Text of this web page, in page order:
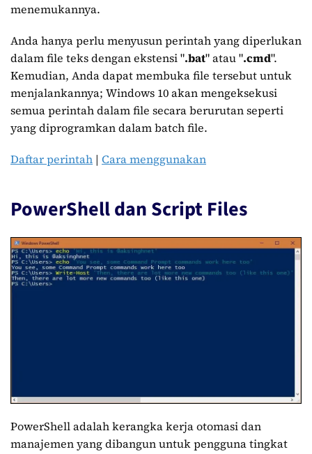
menemukannya.
Anda hanya perlu menyusun perintah yang diperlukan
dalam file teks dengan ekstensi ".bat" atau ".cmd".
Kemudian, Anda dapat membuka file tersebut untuk
menjalankannya; Windows 10 akan mengeksekusi
semua perintah dalam file secara berurutan seperti
yang diprogramkan dalam batch file.
Daftar perintah | Cara menggunakan
PowerShell dan Script Files
PowerShell adalah kerangka kerja otomasi dan
manajemen yang dibangun untuk pengguna tingkat